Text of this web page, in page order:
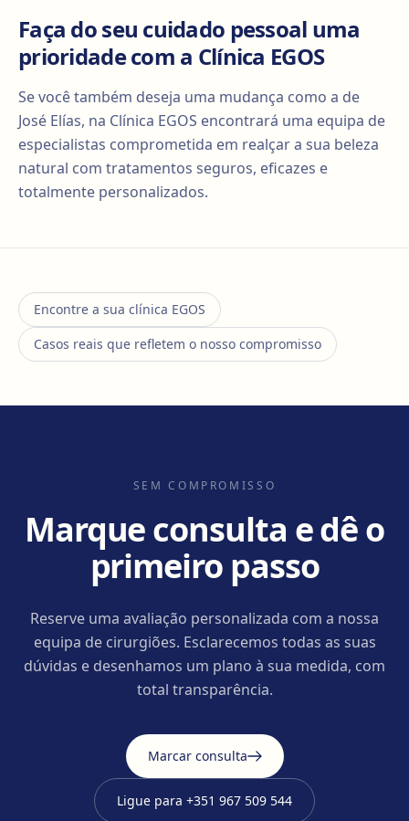
Faça do seu cuidado pessoal uma
prioridade com a Clínica EGOS
Se você também deseja uma mudança como a de
José Elías, na Clínica EGOS encontrará uma equipa de
especialistas comprometida em realçar a sua beleza
natural com tratamentos seguros, eficazes e
totalmente personalizados.
Encontre a sua clínica EGOS
Casos reais que refletem o nosso compromisso
SEM COMPROMISSO
Marque consulta e dê o
primeiro passo
Reserve uma avaliação personalizada com a nossa
equipa de cirurgiões. Esclarecemos todas as suas
dúvidas e desenhamos um plano à sua medida, com
total transparência.
Marcar consulta
Ligue para +351 967 509 544